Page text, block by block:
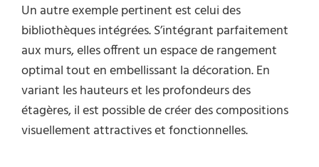
Un autre exemple pertinent est celui des
bibliothèques intégrées. S’intégrant parfaitement
aux murs, elles offrent un espace de rangement
optimal tout en embellissant la décoration. En
variant les hauteurs et les profondeurs des
étagères, il est possible de créer des compositions
visuellement attractives et fonctionnelles.